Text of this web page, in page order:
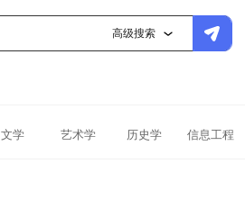
高级搜索
文学 艺术学 历史学 信息工程